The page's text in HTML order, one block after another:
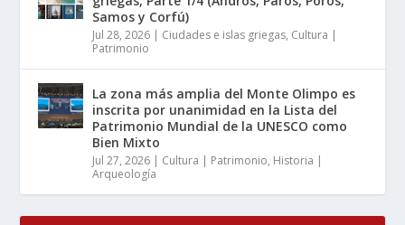
Samos y Corfú)
Jul 28, 2026 | Ciudades e islas griegas, Cultura |
Patrimonio
La zona más amplia del Monte Olimpo es
inscrita por unanimidad en la Lista del
Patrimonio Mundial de la UNESCO como
Bien Mixto
Jul 27, 2026 | Cultura | Patrimonio, Historia |
Arqueología